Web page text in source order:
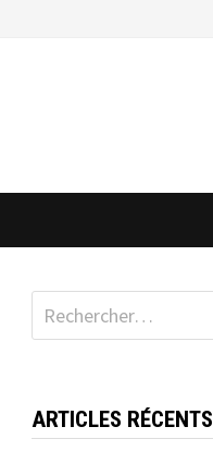
Rechercher :
ARTICLES RÉCENTS